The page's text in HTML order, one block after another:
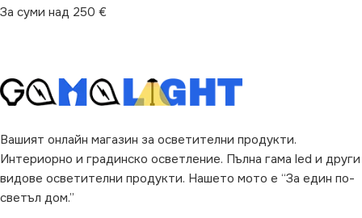
За суми над 250 €
Вашият онлайн магазин за осветителни продукти.
Интериорно и градинско осветление. Пълна гама led и други
видове осветителни продукти. Нашето мото е “За един по-
светъл дом.”